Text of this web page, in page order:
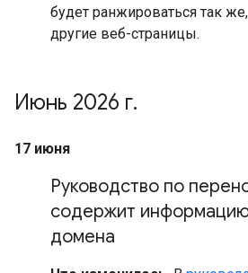
будет ранжироваться так
другие веб-страницы.
Июнь 2026 г.
17 июня
Руководство по
содержит
домена